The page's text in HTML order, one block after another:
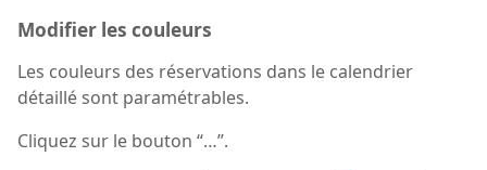
Modifier les couleurs
Les couleurs des réservations dans le calendrier
détaillé sont paramétrables.
Cliquez sur le bouton “…”.